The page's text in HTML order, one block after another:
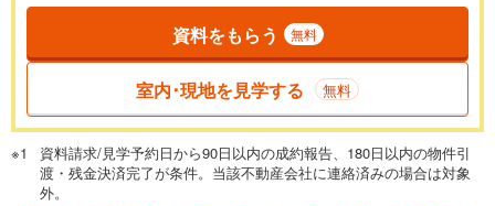
一般的には最長35年まで借り入れ可能です。多くの金融機関
が完済時の年齢は80歳までを条件としています。
閉じる
頭金 万円
資料をもらう 無料
室内･現地を見学する 無料
資料請求/見学予約日から90日以内の成約報告、180日以内の物件引
渡・残金決済完了が条件。当該不動産会社に連絡済みの場合は対象
外。